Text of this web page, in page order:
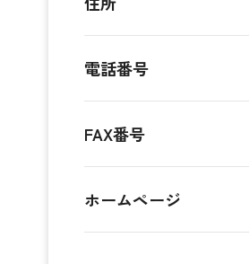
電話番号
FAX番号
ホームページ